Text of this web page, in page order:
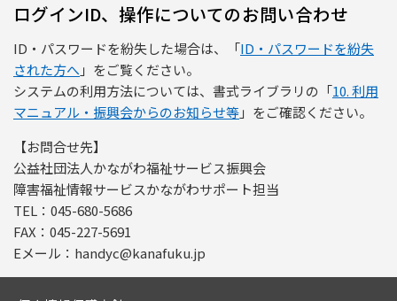
ログインID、操作についてのお問い合わせ
ID・パスワードを紛失した場合は、「ID・パスワードを紛失
された方へ 」をご覧ください。
システムの利用方法については、書式ライブラリの「10. 利用
マニュアル・振興会からのお知らせ等」をご確認ください。
【お問合せ先】
公益社団法人かながわ福祉サービス振興会
障害福祉情報サービスかながわサポート担当
TEL：045-680-5686
FAX：045-227-5691
Eメール：handyc@kanafuku.jp